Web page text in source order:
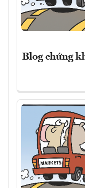
Blog chứng